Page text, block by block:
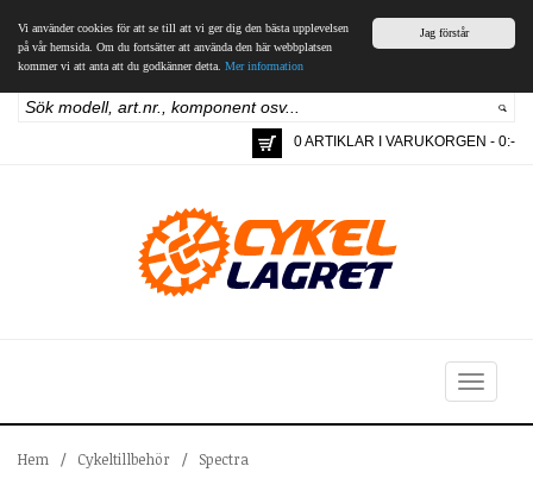
Jag förstår
Vi använder cookies för att se till att vi ger dig den bästa upplevelsen
på vår hemsida. Om du fortsätter att använda den här webbplatsen
kommer vi att anta att du godkänner detta. Mer information
0 ARTIKLAR I VARUKORGEN - 0:-
Toggle
navigation
Hem / Cykeltillbehör / Spectra